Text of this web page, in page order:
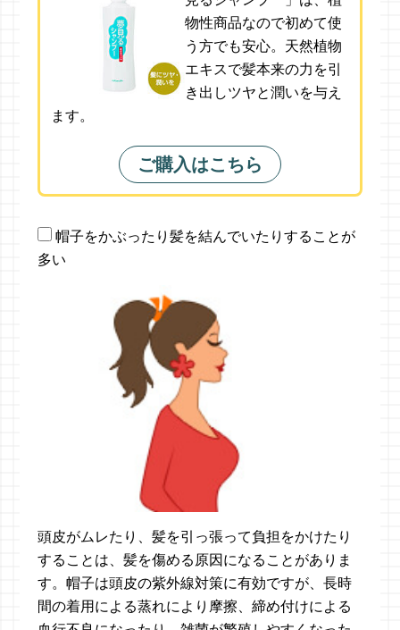
物性商品なので初めて使
う方でも安心。天然植物
エキスで髪本来の力を引
き出しツヤと潤いを与え
ます。
ご購入はこちら
帽子をかぶったり髪を結んでいたりすることが
多い
頭皮がムレたり、髪を引っ張って負担をかけたり
することは、髪を傷める原因になることがありま
す。帽子は頭皮の紫外線対策に有効ですが、長時
間の着用による蒸れにより摩擦、締め付けによる